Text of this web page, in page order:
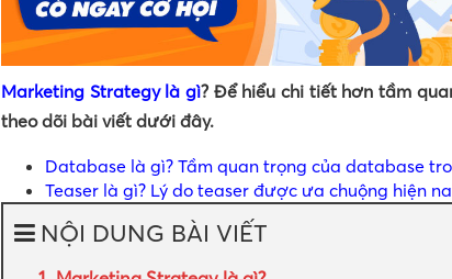
Marketing Strategy là gì? Để hiểu chi tiết hơn tầm
theo dõi bài viết dưới đây.
Database là gì? Tầm quan trọng của database
Teaser là gì? Lý do teaser được ưa chuộng hiện
NỘI DUNG BÀI VIẾT